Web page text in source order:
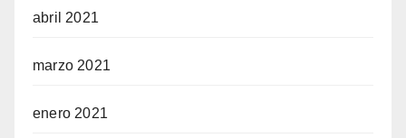
abril 2021
marzo 2021
enero 2021